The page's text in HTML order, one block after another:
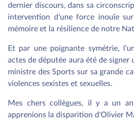
dernier discours, dans sa
intervention d'une force inouïe
mémoire et la résilience de notre
Et par une poignante symétrie,
actes de députée aura été de signer
ministre des Sports sur sa grande
violences sexistes et sexuelles.
Mes chers collègues, il y a un
apprenions la disparition d'Olivier